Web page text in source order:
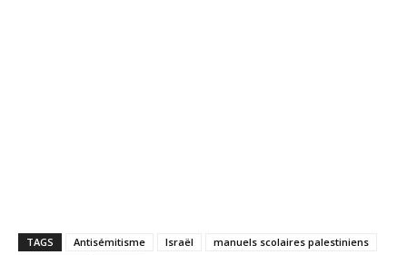
TAGS Antisémitisme Israël
manuels scolaires palestiniens